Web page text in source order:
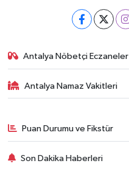
Antalya Nöbetçi Eczaneler
Antalya Namaz Vakitleri
Puan Durumu ve Fikstür
Son Dakika Haberleri